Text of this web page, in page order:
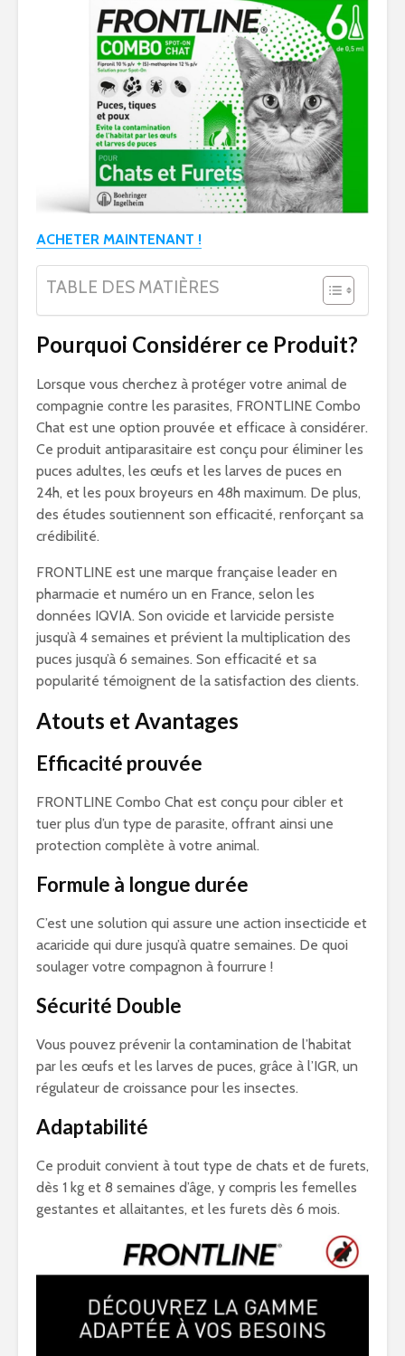
ACHETER MAINTENANT !
TABLE DES MATIÈRES
Pourquoi Considérer ce Produit?
Lorsque vous cherchez à protéger votre animal de
compagnie contre les parasites, FRONTLINE Combo
Chat est une option prouvée et efficace à considérer.
Ce produit antiparasitaire est conçu pour éliminer les
puces adultes, les œufs et les larves de puces en
24h, et les poux broyeurs en 48h maximum. De plus,
des études soutiennent son efficacité, renforçant sa
crédibilité.
FRONTLINE est une marque française leader en
pharmacie et numéro un en France, selon les
données IQVIA. Son ovicide et larvicide persiste
jusqu’à 4 semaines et prévient la multiplication des
puces jusqu’à 6 semaines. Son efficacité et sa
popularité témoignent de la satisfaction des clients.
Atouts et Avantages
Efficacité prouvée
FRONTLINE Combo Chat est conçu pour cibler et
tuer plus d’un type de parasite, offrant ainsi une
protection complète à votre animal.
Formule à longue durée
C’est une solution qui assure une action insecticide et
acaricide qui dure jusqu’à quatre semaines. De quoi
soulager votre compagnon à fourrure !
Sécurité Double
Vous pouvez prévenir la contamination de l’habitat
par les œufs et les larves de puces, grâce à l’IGR, un
régulateur de croissance pour les insectes.
Adaptabilité
Ce produit convient à tout type de chats et de furets,
dès 1 kg et 8 semaines d’âge, y compris les femelles
gestantes et allaitantes, et les furets dès 6 mois.